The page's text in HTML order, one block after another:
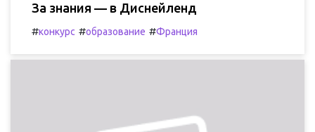
За знания — в Диснейленд
#конкурс #образование #Франция